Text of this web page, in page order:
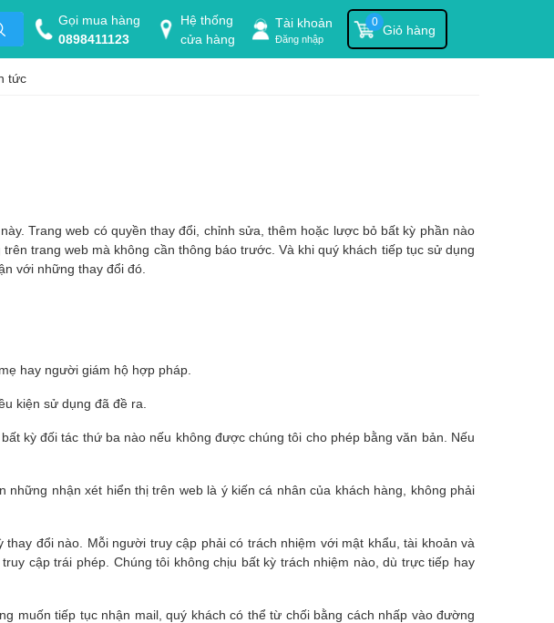
Gọi mua hàng
0898411123
Hệ thống
cửa hàng
Tài khoản
Đăng nhập
Giỏ hàng
0
tức
Trang web có quyền thay đổi, chỉnh sửa, thêm hoặc lược bỏ bất kỳ phần nào
trang web mà không cần thông báo trước. Và khi quý khách tiếp tục sử dụng
với những thay đổi đó.
hay người giám hộ hợp pháp.
kiện sử dụng đã đề ra.
kỳ đối tác thứ ba nào nếu không được chúng tôi cho phép bằng văn bản. Nếu
nhận xét hiển thị trên web là ý kiến cá nhân của khách hàng, không phải
đổi nào. Mỗi người truy cập phải có trách nhiệm với mật khẩu, tài khoản và
cập trái phép. Chúng tôi không chịu bất kỳ trách nhiệm nào, dù trực tiếp hay
muốn tiếp tục nhận mail, quý khách có thể từ chối bằng cách nhấp vào đường